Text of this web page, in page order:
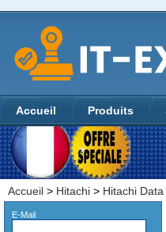
Accueil Produits
Accueil > Hitachi > Hitachi
E-Mail